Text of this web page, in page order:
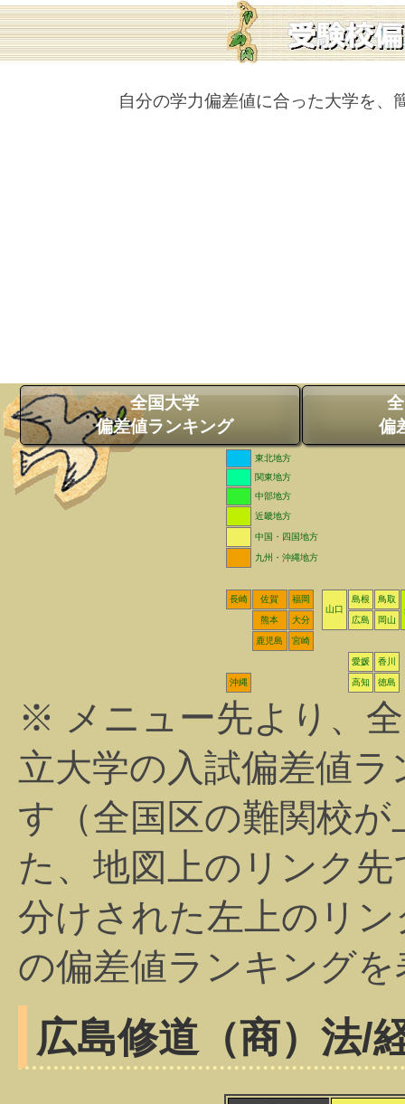
自分の学力偏差値に合った大学を、
全国大学
偏差値ランキング
偏
東北地方
関東地方
中部地方
近畿地方
中国・四国地方
九州・沖縄地方
長崎 佐賀
福岡
山口
島根
鳥取
熊本
大分 広島 岡山
鹿児島 宮崎
愛媛 香川
沖縄 高知 徳島
※ メニュー先より、
立大学の入試偏差値
す（全国区の難関校
た、地図上のリンク
分けされた左上のリ
の偏差値ランキング
広島修道（商） 法/